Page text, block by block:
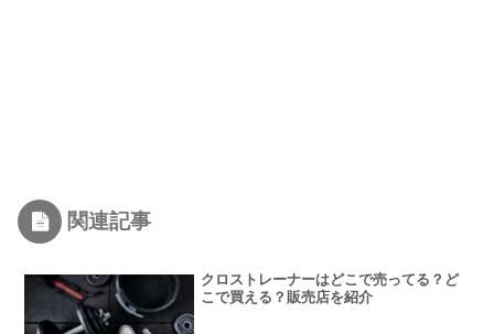
関連記事
クロストレーナーはどこで売ってる？ど
こで買える？販売店を紹介